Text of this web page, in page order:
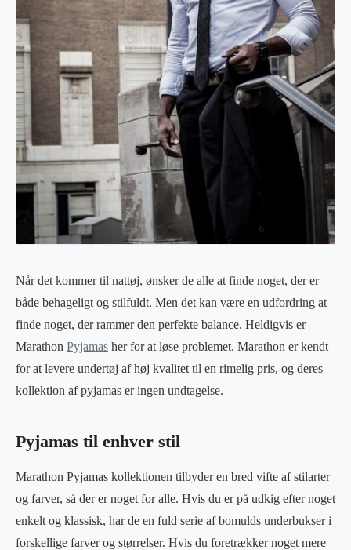
Når det kommer til nattøj, ønsker de alle at finde noget, der er
både behageligt og stilfuldt. Men det kan være en udfordring at
finde noget, der rammer den perfekte balance. Heldigvis er
Marathon Pyjamas her for at løse problemet. Marathon er kendt
for at levere undertøj af høj kvalitet til en rimelig pris, og deres
kollektion af pyjamas er ingen undtagelse.
Pyjamas til enhver stil
Marathon Pyjamas kollektionen tilbyder en bred vifte af stilarter
og farver, så der er noget for alle. Hvis du er på udkig efter noget
enkelt og klassisk, har de en fuld serie af bomulds underbukser i
forskellige farver og størrelser. Hvis du foretrækker noget mere